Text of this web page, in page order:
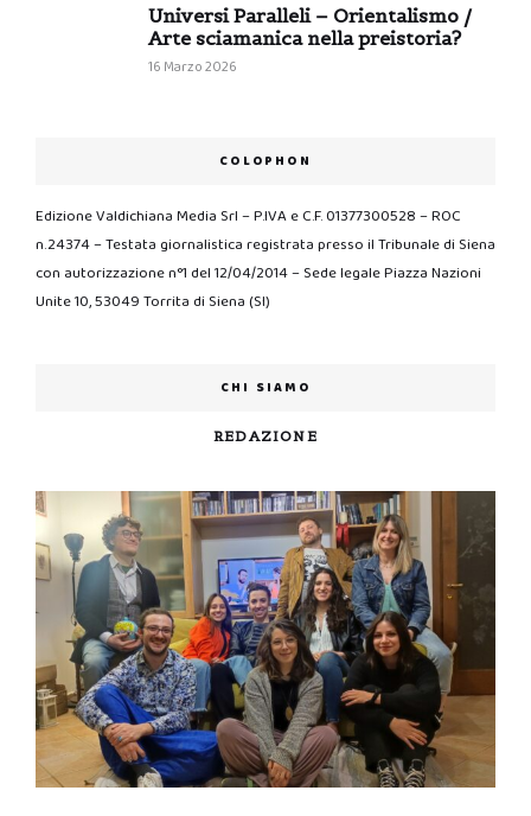
Universi Paralleli – Orientalismo /
Arte sciamanica nella preistoria?
16 Marzo 2026
COLOPHON
Edizione Valdichiana Media Srl – P.IVA e C.F. 01377300528 – ROC
n.24374 – Testata giornalistica registrata presso il Tribunale di Siena
con autorizzazione n°1 del 12/04/2014 – Sede legale Piazza Nazioni
Unite 10, 53049 Torrita di Siena (SI)
CHI SIAMO
REDAZIONE